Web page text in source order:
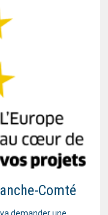
Comté